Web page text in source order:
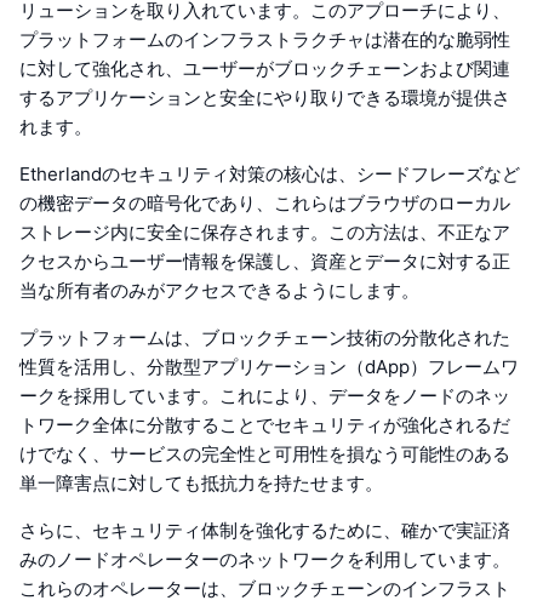
リューションを取り入れています。このアプローチにより、
プラットフォームのインフラストラクチャは潜在的な脆弱性
に対して強化され、ユーザーがブロックチェーンおよび関連
するアプリケーションと安全にやり取りできる環境が提供さ
れます。
Etherlandのセキュリティ対策の核心は、シードフレーズなど
の機密データの暗号化であり、これらはブラウザのローカル
ストレージ内に安全に保存されます。この方法は、不正なア
クセスからユーザー情報を保護し、資産とデータに対する正
当な所有者のみがアクセスできるようにします。
プラットフォームは、ブロックチェーン技術の分散化された
性質を活用し、分散型アプリケーション（dApp）フレームワ
ークを採用しています。これにより、データをノードのネッ
トワーク全体に分散することでセキュリティが強化されるだ
けでなく、サービスの完全性と可用性を損なう可能性のある
単一障害点に対しても抵抗力を持たせます。
さらに、セキュリティ体制を強化するために、確かで実証済
みのノードオペレーターのネットワークを利用しています。
これらのオペレーターは、ブロックチェーンのインフラスト